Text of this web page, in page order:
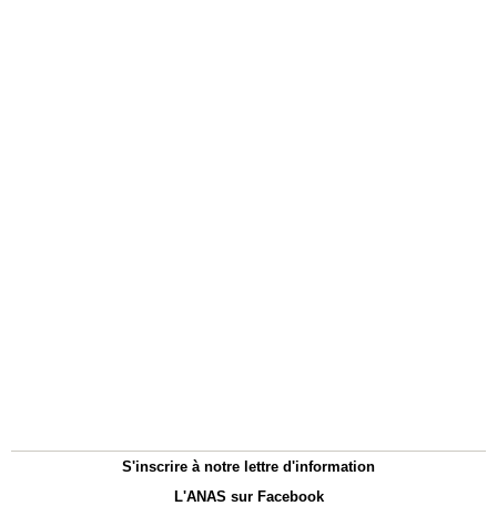
S'inscrire à notre lettre d'information
L'ANAS sur Facebook